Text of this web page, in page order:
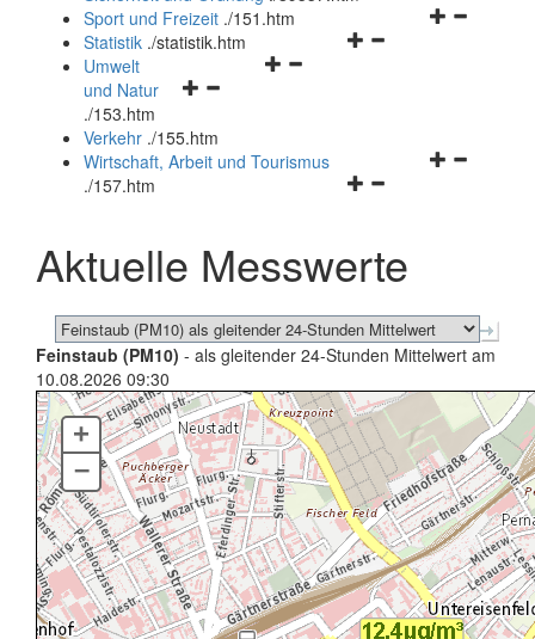
Navigationsmenü
Sport und Freizeit ./151.htm
Navigationsmenü
Statistik ./statistik.htm
Navigationsmenü
und
schließen
Umwelt
und Natur
./153.htm
Verkehr ./155.htm
Navigationsmenü
schließen
Wirtschaft, Arbeit und Tourismus
./157.htm
Aktuelle Messwerte
Feinstaub (PM10) - als gleitender 24-Stunden Mittelwert am
10.08.2026 09:30
+
–